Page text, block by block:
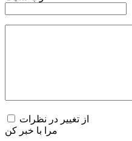
از تغییر در نظرات
مرا با خبر کن